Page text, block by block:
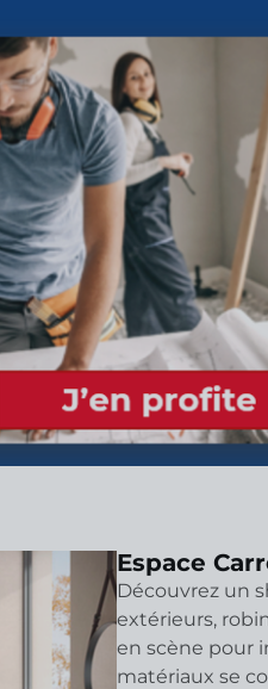
Espace
Découvrez un
extérieurs,
en scène pour
matériaux se